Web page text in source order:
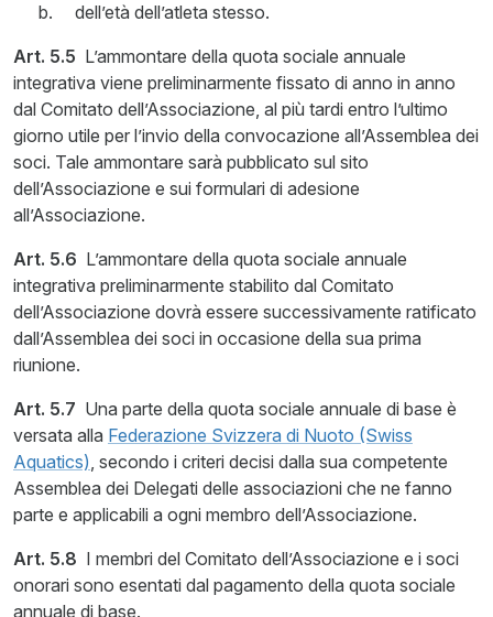
dell’età dell’atleta stesso.
Art. 5.5 L’ammontare della quota sociale annuale
integrativa viene preliminarmente fissato di anno in anno
dal Comitato dell’Associazione, al più tardi entro l’ultimo
giorno utile per l’invio della convocazione all’Assemblea dei
soci. Tale ammontare sarà pubblicato sul sito
dell’Associazione e sui formulari di adesione
all’Associazione.
Art. 5.6 L’ammontare della quota sociale annuale
integrativa preliminarmente stabilito dal Comitato
dell’Associazione dovrà essere successivamente ratificato
dall’Assemblea dei soci in occasione della sua prima
riunione.
Art. 5.7 Una parte della quota sociale annuale di base è
versata alla Federazione Svizzera di Nuoto (Swiss
Aquatics), secondo i criteri decisi dalla sua competente
Assemblea dei Delegati delle associazioni che ne fanno
parte e applicabili a ogni membro dell’Associazione.
Art. 5.8 I membri del Comitato dell’Associazione e i soci
onorari sono esentati dal pagamento della quota sociale
annuale di base.